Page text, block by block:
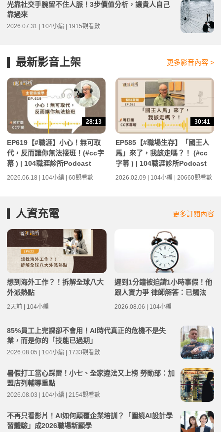
光靠社交手腕留不住人脈！3步價值分析，讓貴人自己
靠過來
2026.07.31 | 104小編 | 1915觀看數
最新影音上架 更多影音內容 >
28:13
EP619【#職涯】小心！無可取
代，反而讓你無法接班！(#cc字
幕 ) | 104職涯診所Podcast
2026.06.18 | 104小編 | 60觀看數
30:41
EP585【#職場生存】「國王人
馬」來了，我該走嗎？！ (#cc
字幕 ) | 104職涯診所Podcast
2026.02.09 | 104小編 | 20660觀看數
人資充電 更多訂閱內容
想到海外工作？！拆解全球八大
外派熱點
2天前 | 104小編
遲到1分鐘被迫請1小時事假！他
跟人資力爭 律師解答：已觸法
2026.08.06 | 104小編
85%員工上完課卻不會用！AI時代真正的危機不是失
業，而是你的「技能已過期」
2026.08.05 | 104小編 | 1733觀看數
暑假打工當心踩雷！小七、全家違法又上榜 勞動部：加
盟店列輔導重點
2026.08.03 | 104小編 | 2154觀看數
不再只看影片！AI如何顛覆企業培訓？「圍繞AI設計學
習體驗」成2026職場新顯學